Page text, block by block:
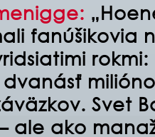
fanúšikovia
rokmi:
Svet
ale ako